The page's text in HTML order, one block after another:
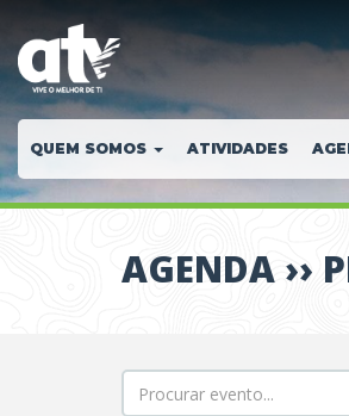
QUEM SOMOS ATIVIDADES
AGENDA ››